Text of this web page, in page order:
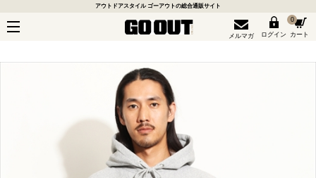
アウトドアスタイル ゴーアウトの総合通販サイト
メルマガ ログイン
0
カート